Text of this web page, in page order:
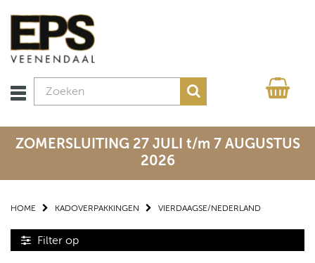
ZOMERSLUITING 27 JULI t/m 7 AUGUSTUS
2026
HOME KADOVERPAKKINGEN VIERDAAGSE/NEDERLAND
Filter op